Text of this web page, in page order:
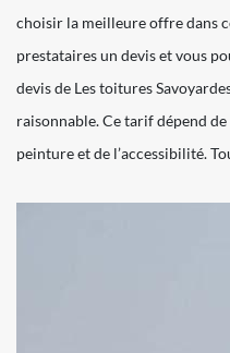
choisir la meilleure offre dans
prestataires un devis et vous
devis de Les toitures
raisonnable. Ce tarif dépend
peinture et de l’accessibilité.